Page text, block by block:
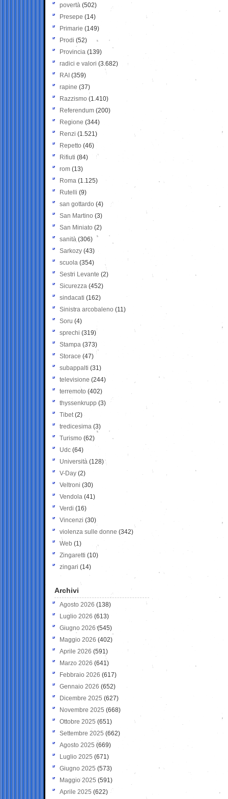
povertà (502)
Presepe (14)
Primarie (149)
Prodi (52)
Provincia (139)
radici e valori (3.682)
RAI (359)
rapine (37)
Razzismo (1.410)
Referendum (200)
Regione (344)
Renzi (1.521)
Repetto (46)
Rifiuti (84)
rom (13)
Roma (1.125)
Rutelli (9)
san gottardo (4)
San Martino (3)
San Miniato (2)
sanità (306)
Sarkozy (43)
scuola (354)
Sestri Levante (2)
Sicurezza (452)
sindacati (162)
Sinistra arcobaleno (11)
Soru (4)
sprechi (319)
Stampa (373)
Storace (47)
subappalti (31)
televisione(244)
terremoto (402)
thyssenkrupp (3)
Tibet(2)
tredicesima (3)
Turismo (62)
Udc (64)
Università (128)
V-Day (2)
Veltroni (30)
Vendola (41)
Verdi (16)
Vincenzi (30)
violenza sulle donne (342)
Web (1)
Zingaretti (10)
zingari (14)
Archivi
Agosto 2026 (138)
Luglio 2026 (613)
Giugno 2026 (545)
Maggio 2026 (402)
Aprile 2026 (591)
Marzo 2026 (641)
Febbraio 2026 (617)
Gennaio 2026 (652)
Dicembre 2025 (627)
Novembre 2025 (668)
Ottobre 2025 (651)
Settembre 2025 (662)
Agosto 2025 (669)
Luglio 2025 (671)
Giugno 2025 (573)
Maggio 2025 (591)
Aprile 2025 (622)